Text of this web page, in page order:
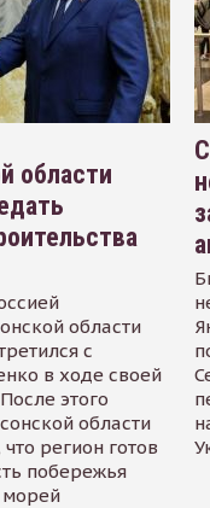
области
области
с
в ходе своей
этого
области
регион готов
побережья
морей